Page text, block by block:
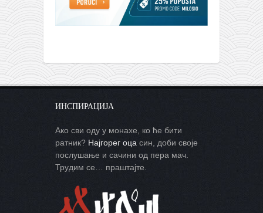
ИНСПИРАЦИЈА
Ако сви оду у монахе, ко ће бити
ратник? Најгорег оца син, доби своје
послушање и сачини од пера мач.
Трудим се… праштајте.